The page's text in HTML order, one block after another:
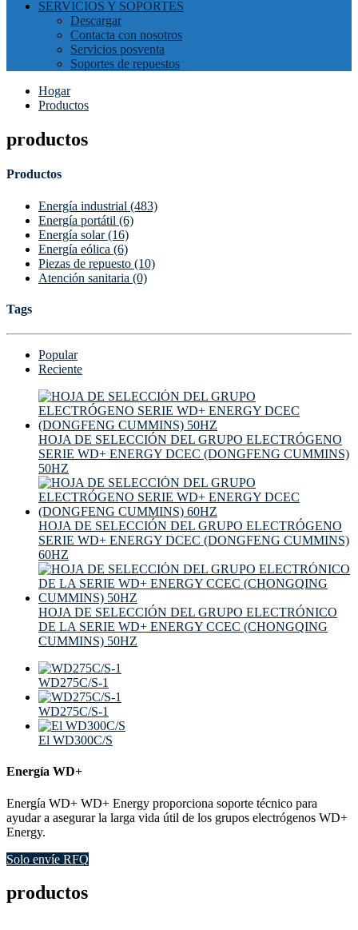
SERVICIOS Y SOPORTES
Descargar
Contacta con nosotros
Servicios posventa
Soportes de repuestos
Hogar
Productos
productos
Productos
Energía industrial (483)
Energía portátil (6)
Energía solar (16)
Energía eólica (6)
Piezas de repuesto (10)
Atención sanitaria (0)
Tags
Popular
Reciente
HOJA DE SELECCIÓN DEL GRUPO ELECTRÓGENO
SERIE WD+ ENERGY DCEC (DONGFENG CUMMINS)
50HZ
HOJA DE SELECCIÓN DEL GRUPO ELECTRÓGENO
SERIE WD+ ENERGY DCEC (DONGFENG CUMMINS)
60HZ
HOJA DE SELECCIÓN DEL GRUPO ELECTRÓNICO
DE LA SERIE WD+ ENERGY CCEC (CHONGQING
CUMMINS) 50HZ
WD275C/S-1
WD275C/S-1
El WD300C/S
Energía WD+
Energía WD+ WD+ Energy proporciona soporte técnico para
ayudar a asegurar la larga vida útil de los grupos electrógenos WD+
Energy.
Solo envíe RFQ
productos